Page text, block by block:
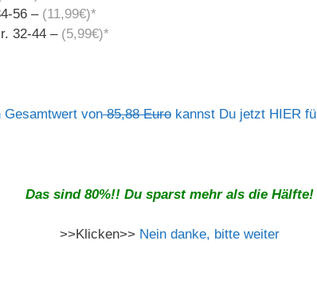
56 – (11,99€)*
32-44 – (5,99€)*
Gesamtwert von85,88 Eurokannst Du jetzt HIER
Das sind 80%!! Du sparst mehr als die Hälfte!
>>Klicken>> Nein danke, bitte weiter